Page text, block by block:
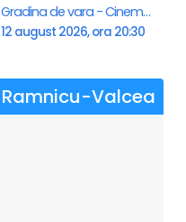
Gradina de vara - Cinema Saturn, Saturn
12 august 2026, ora 20:30
Ramnicu-Valcea